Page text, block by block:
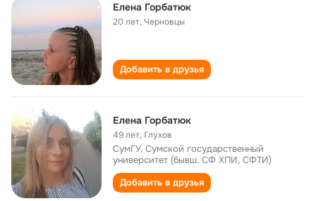
Елена Горбатюк
20 лет,Черновцы
Добавить в друзья
Елена Горбатюк
49 лет, Глухов
СумГУ, Сумской государственный
университет (бывш. СФ ХПИ, СФТИ)
Добавить в друзья